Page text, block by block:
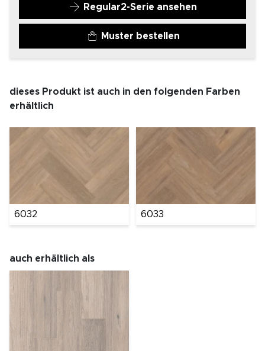
Regular2-Serie ansehen
Muster bestellen
dieses Produkt ist auch in den folgenden Farben
erhältlich
6032 6033
auch erhältlich als